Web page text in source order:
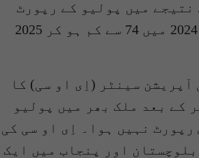
میں پولیو کے رپورٹ
ہونے والے کیسز 2024 میں 74 سے کم ہو کر 2025
سینٹر (اِی او سی) کا
کے بعد ملک بھر میں پولیو
نہیں ہوا۔ اِی او سی کی
اور پنجاب میں ایک